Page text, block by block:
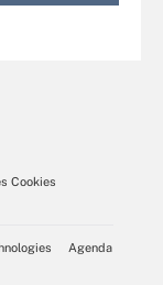
Cookies
Agenda